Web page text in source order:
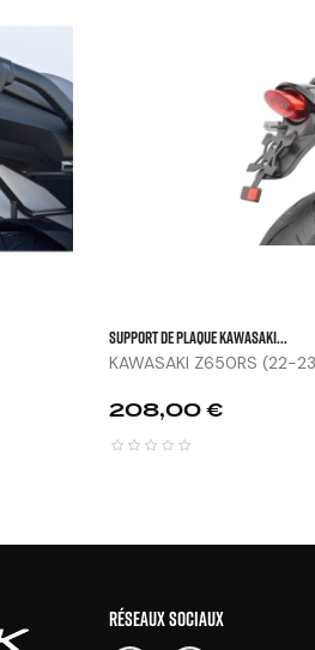
SUPPORT DE PLAQUE KAWASAKI...
KAWASAKI Z650RS (22-
Prix
208,00 €
RÉSEAUX SOCIAUX